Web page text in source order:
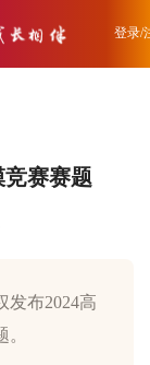
登录/
竞赛赛题
发布2024高